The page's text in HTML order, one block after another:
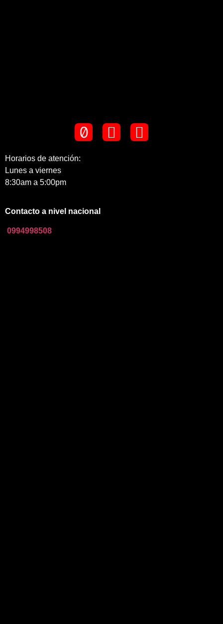
Horarios de atención:
Lunes a viernes
8:30am a 5:00pm
Contacto a nivel nacional
0994998508